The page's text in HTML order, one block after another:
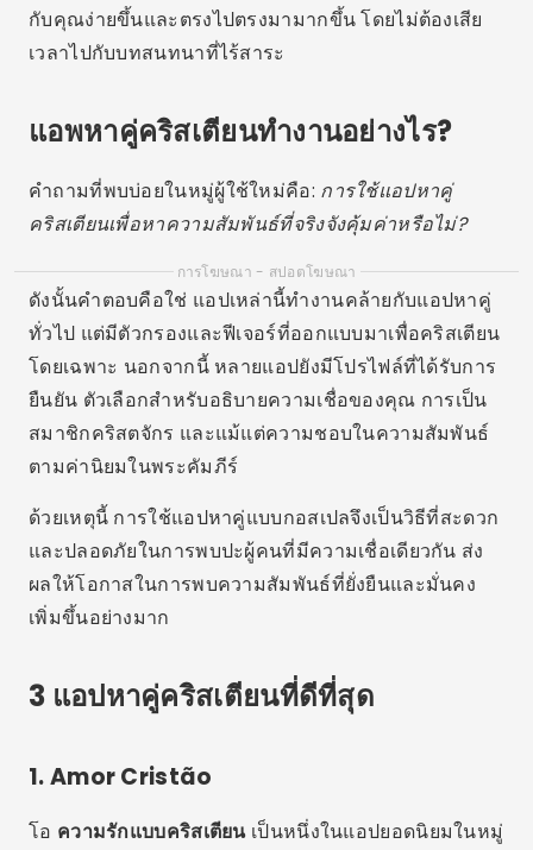
กับคุณง่ายขึ้นและตรงไปตรงมามากขึ้น โดยไม่ต้องเสีย
เวลาไปกับบทสนทนาที่ไร้สาระ
แอพหาคู่คริสเตียนทำงานอย่างไร?
คำถามที่พบบ่อยในหมู่ผู้ใช้ใหม่คือ: การใช้แอปหาคู่
คริสเตียนเพื่อหาความสัมพันธ์ที่จริงจังคุ้มค่าหรือไม่?
การโฆษณา - สปอตโฆษณา
ดังนั้นคำตอบคือใช่ แอปเหล่านี้ทำงานคล้ายกับแอปหาคู่
ทั่วไป แต่มีตัวกรองและฟีเจอร์ที่ออกแบบมาเพื่อคริสเตียน
โดยเฉพาะ นอกจากนี้ หลายแอปยังมีโปรไฟล์ที่ได้รับการ
ยืนยัน ตัวเลือกสำหรับอธิบายความเชื่อของคุณ การเป็น
สมาชิกคริสตจักร และแม้แต่ความชอบในความสัมพันธ์
ตามค่านิยมในพระคัมภีร์
ด้วยเหตุนี้ การใช้แอปหาคู่แบบกอสเปลจึงเป็นวิธีที่สะดวก
และปลอดภัยในการพบปะผู้คนที่มีความเชื่อเดียวกัน ส่ง
ผลให้โอกาสในการพบความสัมพันธ์ที่ยั่งยืนและมั่นคง
เพิ่มขึ้นอย่างมาก
3 แอปหาคู่คริสเตียนที่ดีที่สุด
1. Amor Cristão
โอ ความรักแบบคริสเตียนเป็นหนึ่งในแอปยอดนิยมในหมู่